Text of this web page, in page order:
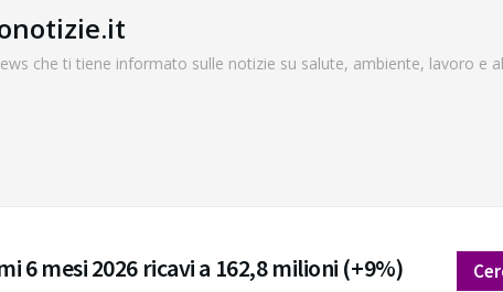
che ti tiene informato sulle notizie su salute, ambiente, lavoro e
6 mesi 2026 ricavi a 162,8 milioni (+9%)